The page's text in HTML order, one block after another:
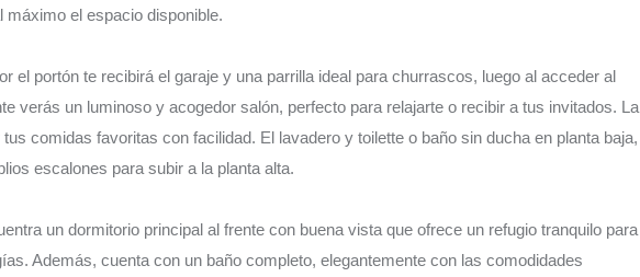
máximo el espacio disponible.
el portón te recibirá el garaje y una parrilla ideal para churrascos, luego al acceder al
verás un luminoso y acogedor salón, perfecto para relajarte o recibir a tus invitados. La
comidas favoritas con facilidad. El lavadero y toilette o baño sin ducha en planta baja,
escalones para subir a la planta alta.
un dormitorio principal al frente con buena vista que ofrece un refugio tranquilo para
Además, cuenta con un baño completo, elegantemente con las comodidades